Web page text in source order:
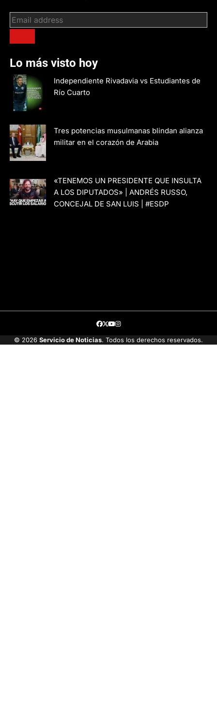
Lo más visto hoy
Independiente Rivadavia vs Estudiantes de
Río Cuarto
Tres potencias musulmanas blindan alianza
militar en el corazón de Arabia
«TENEMOS UN PRESIDENTE QUE INSULTA
A LOS DIPUTADOS» | ANDRÉS RUSSO,
CONCEJAL DE SAN LUIS | #ESDP
Facebook
TwitterYoutube
Instagram
© 2026 Servicio de Noticias. Todos los derechos reservados.